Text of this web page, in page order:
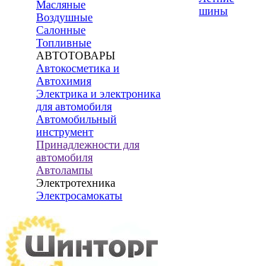
Масляные
Воздушные
Салонные
Топливные
АВТОТОВАРЫ
Автокосметика и
Автохимия
Электрика и электроника
для автомобиля
Автомобильный
инструмент
Принадлежности для
автомобиля
Автолампы
Электротехника
Электросамокаты
шины